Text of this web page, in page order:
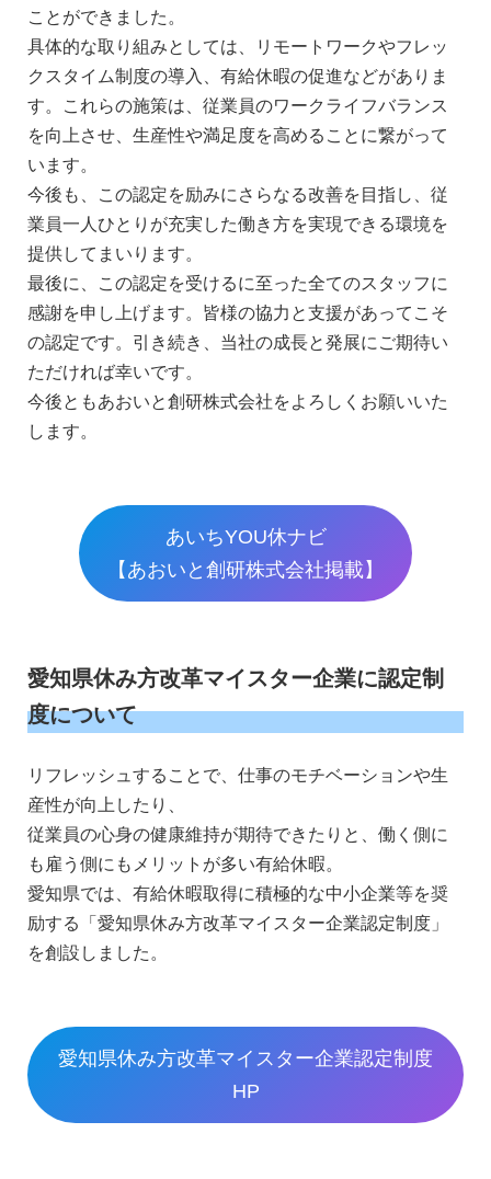
ことができました。
具体的な取り組みとしては、リモートワークやフレッ
クスタイム制度の導入、有給休暇の促進などがありま
す。これらの施策は、従業員のワークライフバランス
を向上させ、生産性や満足度を高めることに繋がって
います。
今後も、この認定を励みにさらなる改善を目指し、従
業員一人ひとりが充実した働き方を実現できる環境を
提供してまいります。
最後に、この認定を受けるに至った全てのスタッフに
感謝を申し上げます。皆様の協力と支援があってこそ
の認定です。引き続き、当社の成長と発展にご期待い
ただければ幸いです。
今後ともあおいと創研株式会社をよろしくお願いいた
します。
あいちYOU休ナビ
【あおいと創研株式会社掲載】
愛知県休み方改革マイスター企業に認定制
度について
リフレッシュすることで、仕事のモチベーションや生
産性が向上したり、
従業員の心身の健康維持が期待できたりと、働く側に
も雇う側にもメリットが多い有給休暇。
愛知県では、有給休暇取得に積極的な中小企業等を奨
励する「愛知県休み方改革マイスター企業認定制度」
を創設しました。
愛知県休み方改革マイスター企業認定制度
HP